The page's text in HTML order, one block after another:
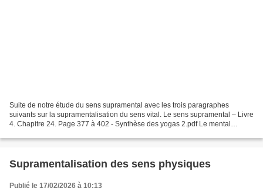
Suite de notre étude du sens supramental avec les trois paragraphes
suivants sur la supramentalisation du sens vital. Le sens supramental – Livre
4. Chapitre 24. Page 377 à 402 - Synthèse des yogas 2.pdf Le mental
Supramentalisation des sens physiques
Publié le 17/02/2026 à 10:13